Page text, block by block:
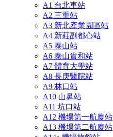
A1 台北車站
A2 三重站
A3 新北產業園區站
A4 新莊副都心站
A5 泰山站
A6 泰山貴和站
A7 體育大學站
A8 長庚醫院站
A9 林口站
A10 山鼻站
A11 坑口站
A12 機場第一航廈站
A13 機場第二航廈站